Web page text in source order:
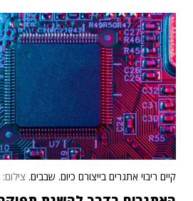
קיים ריבוי אתגרים בייצורם כיום. שבבים. צילום: Shutterstock